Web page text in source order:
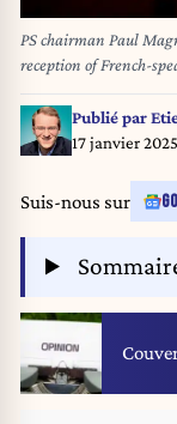
PS chairman Paul
reception of French-
Brussels, Thursday 16
Publié par
17 janvier
Suis-nous sur